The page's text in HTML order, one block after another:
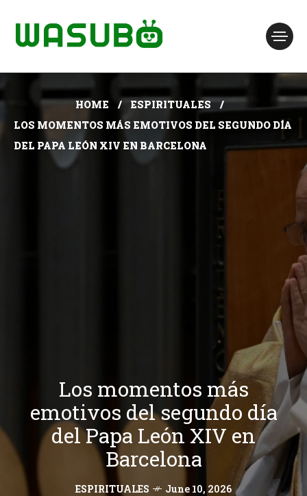
HOME
ESPIRITUALES
LOS MOMENTOS MÁS EMOTIVOS DEL SEGUNDO DÍA
DEL PAPA LEÓN XIV EN BARCELONA
Los momentos más
emotivos del segundo día
del Papa León XIV en
Barcelona
ESPIRITUALES June 10, 2026